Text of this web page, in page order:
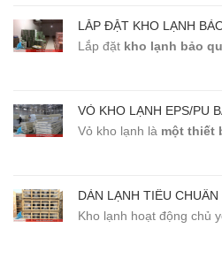
Lắp đặt kho lạnh bảo
Vỏ kho lạnh là một thiết
Kho lạnh hoạt động chủ